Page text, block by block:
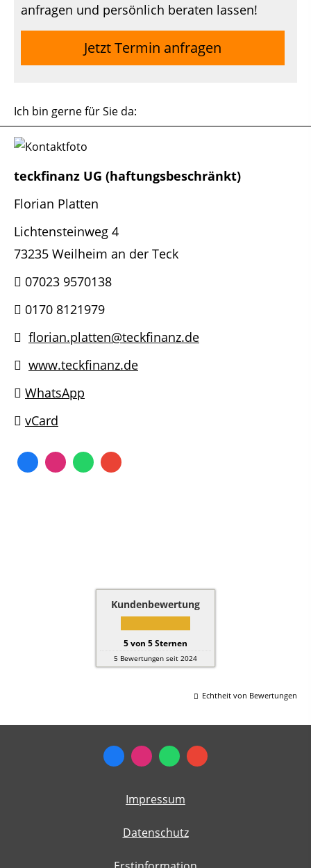
anfragen und persönlich beraten lassen!
Jetzt Termin anfragen
Ich bin gerne für Sie da:
teckfinanz UG (haftungsbeschränkt)
Florian Platten
Lichtensteinweg 4
73235 Weilheim an der Teck
07023 9570138
0170 8121979
florian.platten@teckfinanz.de
www.teckfinanz.de
WhatsApp
vCard
Kundenbewertung
5von 5Sternen
5 Bewertungen seit 2024
Echtheit von Bewertungen
Impressum
Datenschutz